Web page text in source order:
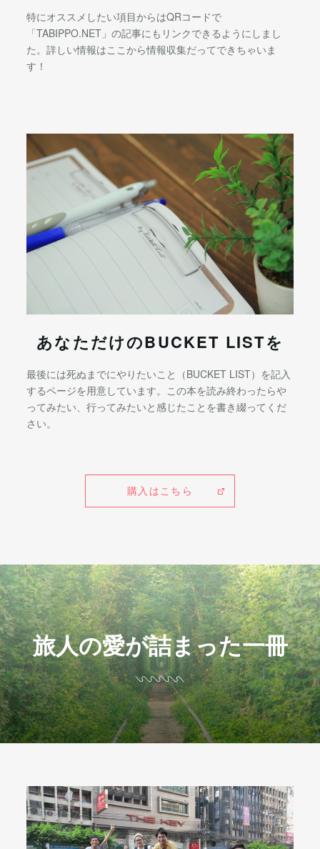
特にオススメしたい項目からはQRコードで
「TABIPPO.NET」の記事にもリンクできるようにしまし
た。詳しい情報はここから情報収集だってできちゃいま
す！
あなただけのBUCKET LISTを
最後には死ぬまでにやりたいこと（BUCKET LIST）を記入
するページを用意しています。この本を読み終わったらや
ってみたい、行ってみたいと感じたことを書き綴ってくだ
さい。
購入はこちら
旅人の愛が詰まった一冊